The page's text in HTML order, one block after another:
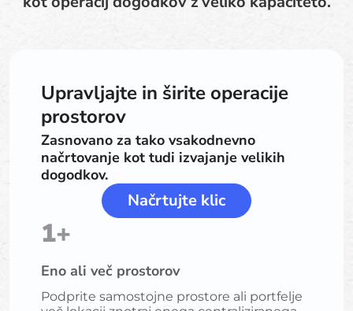
Upravljajte in širite operacije
prostorov
Zasnovano za tako vsakodnevno
načrtovanje kot tudi izvajanje velikih
dogodkov.
Načrtujte klic
1+
Eno ali več prostorov
Podprite samostojne prostore ali portfelje